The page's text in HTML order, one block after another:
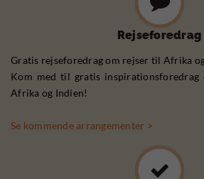
Rejseforedrag
Gratis rejseforedrag om rejser til Afrika
Kom med til gratis
Afrika og Indien!
Se kommende arrangementer >